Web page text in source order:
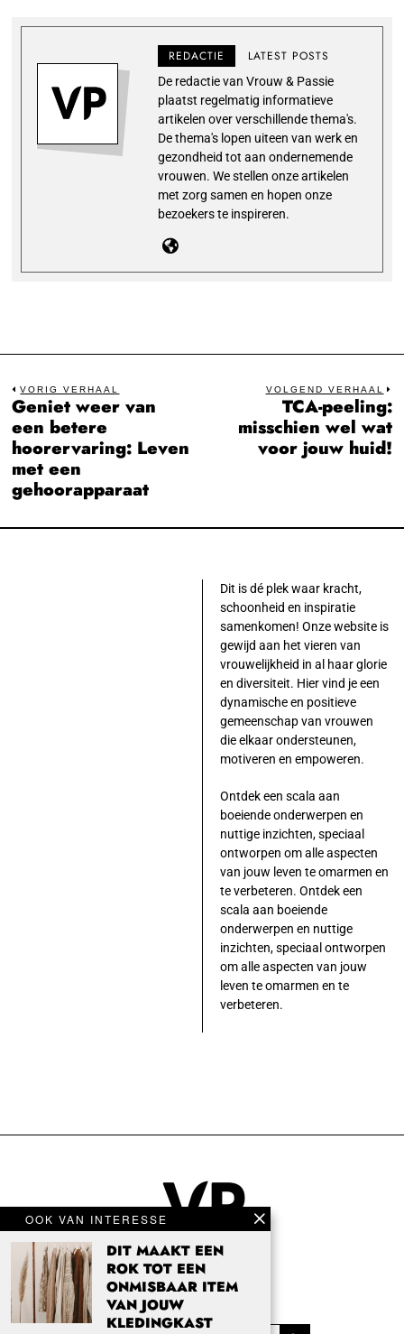
REDACTIE LATEST POSTS
De redactie van Vrouw & Passie
plaatst regelmatig informatieve
artikelen over verschillende thema's.
De thema's lopen uiteen van werk en
gezondheid tot aan ondernemende
vrouwen. We stellen onze artikelen
met zorg samen en hopen onze
bezoekers te inspireren.
Bericht
navigatie
VORIG VERHAAL
Previous
post:
Geniet weer van
een betere
hoorervaring: Leven
met een
gehoorapparaat
VOLGEND VERHAAL
TCA-peeling:
misschien wel wat
voor jouw huid!
OOK VAN INTERESSE
DIT MAAKT EEN
ROK TOT EEN
ONMISBAAR ITEM
VAN JOUW
KLEDINGKAST
Dit is dé plek waar kracht,
schoonheid en inspiratie
samenkomen! Onze website is
gewijd aan het vieren van
vrouwelijkheid in al haar glorie
en diversiteit. Hier vind je een
dynamische en positieve
gemeenschap van vrouwen
die elkaar ondersteunen,
motiveren en empoweren.
Ontdek een scala aan
boeiende onderwerpen en
nuttige inzichten, speciaal
ontworpen om alle aspecten
van jouw leven te omarmen en
te verbeteren. Ontdek een
scala aan boeiende
onderwerpen en nuttige
inzichten, speciaal ontworpen
om alle aspecten van jouw
leven te omarmen en te
verbeteren.